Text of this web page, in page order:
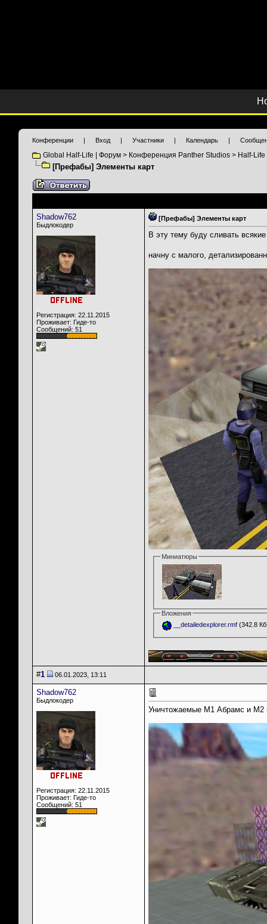
Конференции | Вход | Участники | Календарь |
Global Half-Life | Форум > Конференция Panther Studios > Half-
[Префабы] Элементы карт
Shadow762
Быдлокодер
Регистрация: 22.11.2015
Проживает: Гиде-то
Сообщений: 51
[Префабы] Элементы карт
В эту тему буду сливать
начну с малого,
Миниатюры
Вложения
__detailedexplorer.rmf(342.8
#1 06.01.2023, 13:11
Shadow762
Быдлокодер
Регистрация: 22.11.2015
Проживает: Гиде-то
Сообщений: 51
Уничтожаемые М1 Абрамс и М2